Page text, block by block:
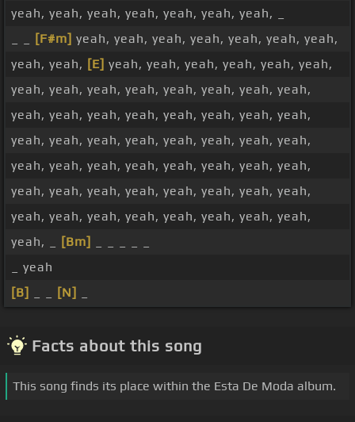
yeah, yeah, yeah, yeah, yeah, yeah, yeah, _
[F#m] yeah, yeah, yeah, yeah, yeah, yeah, yeah,
yeah, yeah, [E] yeah, yeah, yeah, yeah, yeah, yeah,
yeah, yeah, yeah, yeah, yeah, yeah, yeah, yeah,
yeah, yeah, yeah, yeah, yeah, yeah, yeah, yeah,
yeah, yeah, yeah, yeah, yeah, yeah, yeah, yeah,
yeah, yeah, yeah, yeah, yeah, yeah, yeah, yeah,
yeah, yeah, yeah, yeah, yeah, yeah, yeah, yeah,
yeah, yeah, yeah, yeah, yeah, yeah, yeah, yeah,
yeah, _
[Bm]
_ yeah
[B]
[N]
Facts about this song
This song finds its place within the Esta De Moda album.